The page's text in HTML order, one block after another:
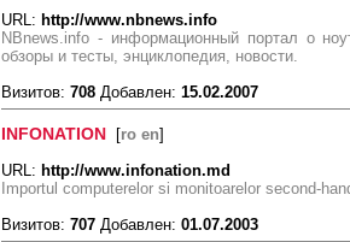
URL: http://www.nbnews.info
NBnews.info - информационный портал о
обзоры и тесты, энциклопедия, новости.
Визитов: 708 Добавлен: 15.02.2007
INFONATION [ro en]
URL: http://www.infonation.md
Importul computerelor si monitoarelor second-
Визитов: 707 Добавлен: 01.07.2003